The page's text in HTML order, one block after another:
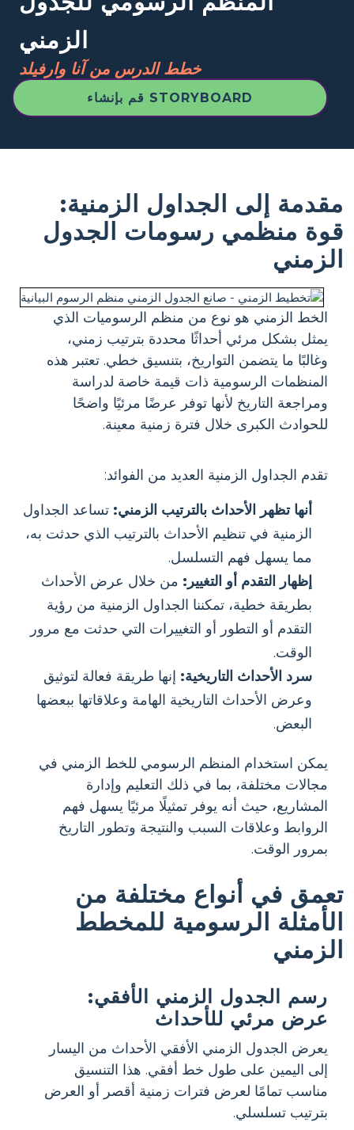
الزمني
خطط الدرس من آنا وارفيلد
قم بإنشاء STORYBOARD
مقدمة إلى الجداول الزمنية:
قوة منظمي رسومات الجدول
الزمني
الخط الزمني هو نوع من منظم الرسوميات الذي
يمثل بشكل مرئي أحداثًا محددة بترتيب زمني،
وغالبًا ما يتضمن التواريخ، بتنسيق خطي. تعتبر هذه
المنظمات الرسومية ذات قيمة خاصة لدراسة
ومراجعة التاريخ لأنها توفر عرضًا مرئيًا واضحًا
للحوادث الكبرى خلال فترة زمنية معينة.
تقدم الجداول الزمنية العديد من الفوائد:
أنها تظهر الأحداث بالترتيب الزمني: تساعد الجداول
الزمنية في تنظيم الأحداث بالترتيب الذي حدثت به،
مما يسهل فهم التسلسل.
إظهار التقدم أو التغيير: من خلال عرض الأحداث
بطريقة خطية، تمكننا الجداول الزمنية من رؤية
التقدم أو التطور أو التغييرات التي حدثت مع مرور
الوقت.
سرد الأحداث التاريخية: إنها طريقة فعالة لتوثيق
وعرض الأحداث التاريخية الهامة وعلاقاتها ببعضها
البعض.
يمكن استخدام المنظم الرسومي للخط الزمني في
مجالات مختلفة، بما في ذلك التعليم وإدارة
المشاريع، حيث أنه يوفر تمثيلًا مرئيًا يسهل فهم
الروابط وعلاقات السبب والنتيجة وتطور التاريخ
بمرور الوقت.
تعمق في أنواع مختلفة من
الأمثلة الرسومية للمخطط
الزمني
رسم الجدول الزمني الأفقي:
عرض مرئي للأحداث
يعرض الجدول الزمني الأفقي الأحداث من اليسار
إلى اليمين على طول خط أفقي. هذا التنسيق
مناسب تمامًا لعرض فترات زمنية أقصر أو العرض
بترتيب تسلسلي.